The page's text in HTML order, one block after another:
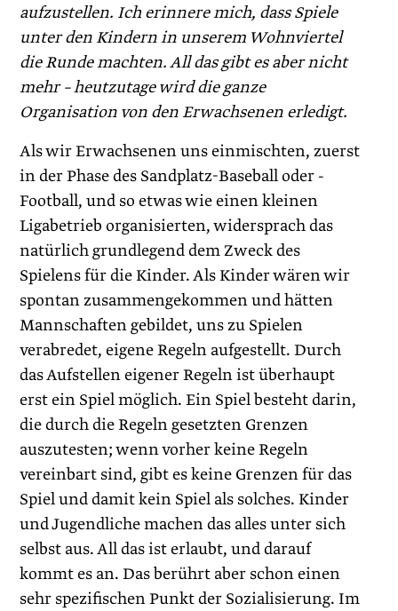
aufzustellen. Ich erinnere mich, dass Spiele
unter den Kindern in unserem Wohnviertel
die Runde machten. All das gibt es aber nicht
mehr – heutzutage wird die ganze
Organisation von den Erwachsenen erledigt.
Als wir Erwachsenen uns einmischten, zuerst
in der Phase des Sandplatz-Baseball oder -
Football, und so etwas wie einen kleinen
Ligabetrieb organisierten, widersprach das
natürlich grundlegend dem Zweck des
Spielens für die Kinder. Als Kinder wären wir
spontan zusammengekommen und hätten
Mannschaften gebildet, uns zu Spielen
verabredet, eigene Regeln aufgestellt. Durch
das Aufstellen eigener Regeln ist überhaupt
erst ein Spiel möglich. Ein Spiel besteht darin,
die durch die Regeln gesetzten Grenzen
auszutesten; wenn vorher keine Regeln
vereinbart sind, gibt es keine Grenzen für das
Spiel und damit kein Spiel als solches. Kinder
und Jugendliche machen das alles unter sich
selbst aus. All das ist erlaubt, und darauf
kommt es an. Das berührt aber schon einen
sehr spezifischen Punkt der Sozialisierung. Im